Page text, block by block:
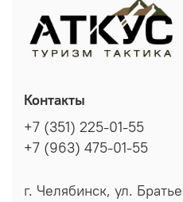
Контакты
+7 (351) 225-01-55
+7 (963) 475-01-55
г. Челябинск, ул.